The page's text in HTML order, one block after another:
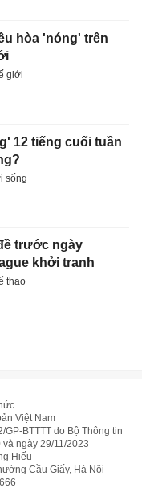
hòa 'nóng' trên
giới
12 tiếng cuối tuần
sống
trước ngày
khởi tranh
thao
Việt Nam
GP-BTTTT do Bộ Thông tin
ngày 29/11/2023
Hiếu
Cầu Giấy, Hà Nội